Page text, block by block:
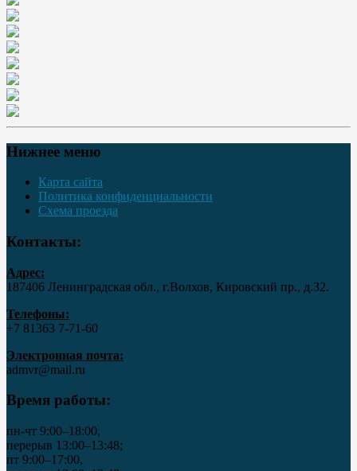
Нижнее меню
Карта сайта
Политика конфиденциальности
Схема проезда
Контакты:
Адрес:
187406 Ленинградская обл., г.Волхов, Кировский пр., д.32.
Телефоны:
+7 81363 7‑71-60
Электронная почта:
admvr@mail.ru
Время работы:
пн-чт 9:00–18:00,
перерыв 13:00–13:48;
пт 9:00–17:00,